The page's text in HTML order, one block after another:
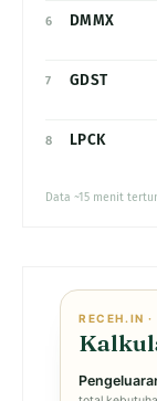
6 DMMX
7 GDST
8 LPCK
Data ~15 menit
RECEH.IN